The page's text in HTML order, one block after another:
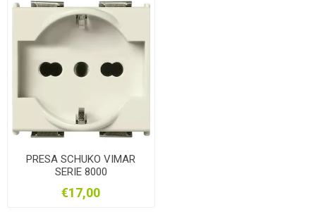
PRESA SCHUKO VIMAR
SERIE 8000
€17,00